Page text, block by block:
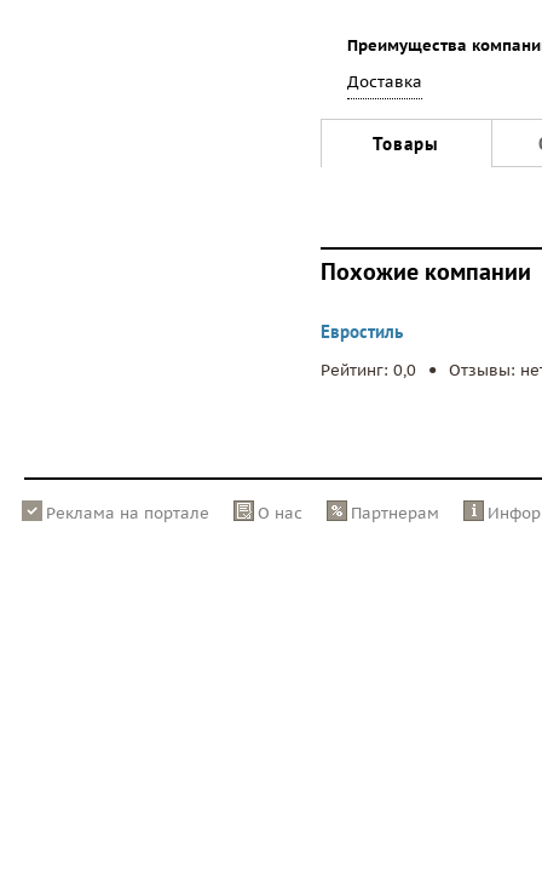
Преимущества
Доставка
Товары
Похожие компании
Евростиль
Рейтинг: 0,0 . Отзывы:
Реклама на портале О нас Партнерам